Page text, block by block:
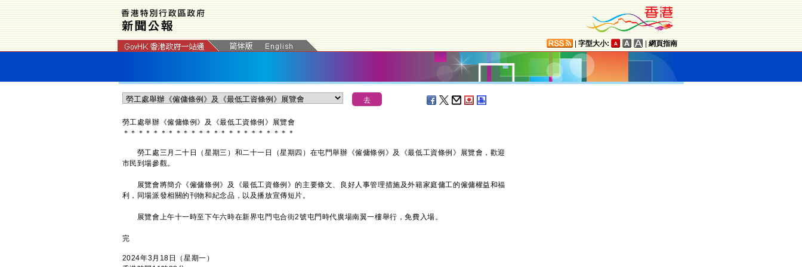
字型大小: 網頁指南
勞工處舉辦《僱傭條例》及《最低工資條例》展覽會
＊ ＊ ＊ ＊ ＊ ＊ ＊ ＊ ＊ ＊ ＊ ＊ ＊ ＊ ＊ ＊ ＊ ＊ ＊ ＊ ＊ ＊ ＊
​勞工處三月二十日（星期三）和二十一日（星期四）在屯門舉辦《僱傭條例》及《最低工資條例》展覽會，歡迎
市民到場參觀。
展覽會將簡介《僱傭條例》及《最低工資條例》的主要條文、良好人事管理措施及外籍家庭傭工的僱傭權益和福
利，同場派發相關的刊物和紀念品，以及播放宣傳短片。
展覽會上午十一時至下午六時在新界屯門屯合街2號屯門時代廣場南翼一樓舉行，免費入場。
完
2024年3月18日（星期一）